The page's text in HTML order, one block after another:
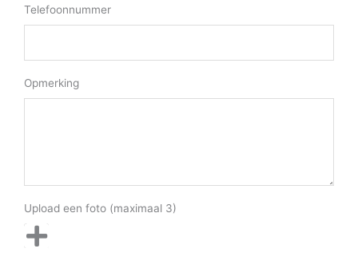
Telefoonnummer
Opmerking
Upload een foto (maximaal 3)